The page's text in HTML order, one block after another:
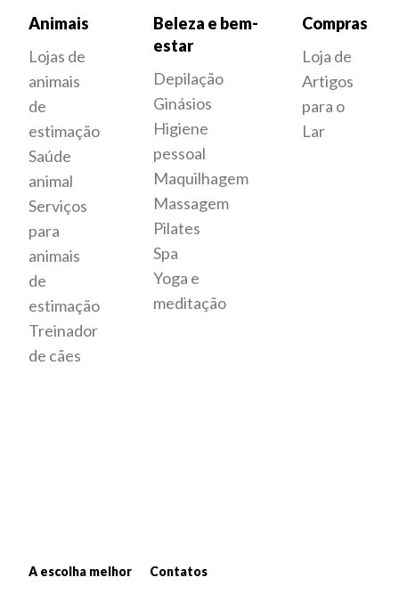
Animais
Lojas de
animais
de
estimação
Saúde
animal
Serviços
para
animais
de
estimação
Treinador
de cães
Beleza e bem-
estar
Depilação
Ginásios
Higiene
pessoal
Maquilhagem
Massagem
Pilates
Spa
Yoga e
meditação
Compras
Loja de
Artigos
para o
Lar
A escolha melhor Contatos